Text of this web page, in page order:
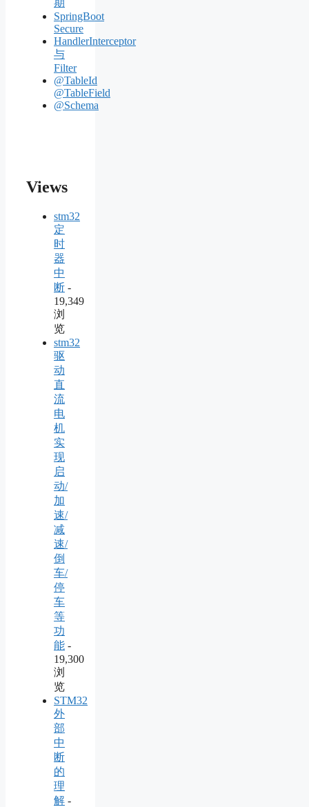
SpringBoot
Secure
HandlerInterceptor
与
Filter
@TableId
@TableField
@Schema
Views
stm32
定
时
器
中
断 -
19,349
浏
览
stm32
驱
动
直
流
电
机
实
现
启
动/
加
速/
减
速/
倒
车/
停
车
等
功
能 -
19,300
浏
览
STM32
外
部
中
断
的
理
解 -